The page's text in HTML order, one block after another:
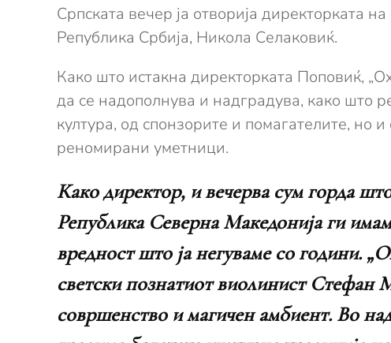
Српската вечер ја отворија директорката
Република Србија, Никола Селаковиќ.
Како што истакна директорката Поповиќ,
да се надополнува и надградува, како што
култура, од спонзорите и помагателите, но
реномирани уметници.
Како директор, и вечерва сум горда
Република Северна Македонија ги
вредност што ја негуваме со
светски познатиот виолинист Стефан
совршенство и магичен амбиент. Во